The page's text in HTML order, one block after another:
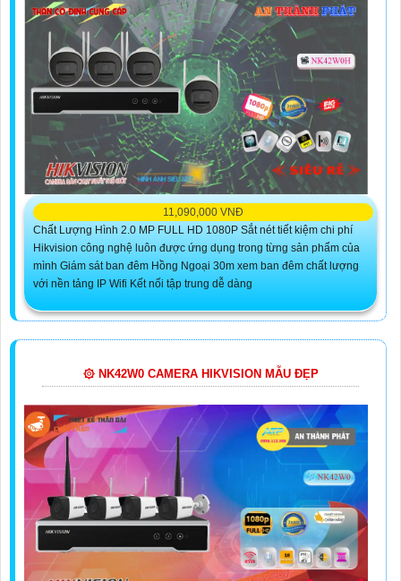
11,090,000 VNĐ
Chất Lượng Hình 2.0 MP FULL HD 1080P Sắt nét tiết kiệm chi phí
Hikvision công nghệ luôn được ứng dụng trong từng sản phẩm của
mình Giám sát ban đêm Hồng Ngoại 30m xem ban đêm chất lượng
với nền tảng IP Wifi Kết nối tập trung dễ dàng
۞ NK42W0 CAMERA HIKVISION MẪU ĐẸP